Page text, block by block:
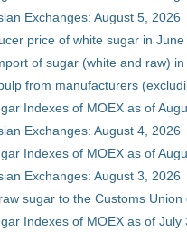
Exchanges: August 5, 2026
price of white sugar in
of sugar (white and raw)
from manufacturers
Indexes of MOEX as of
Exchanges: August 4, 2026
Indexes of MOEX as of
Exchanges: August 3, 2026
sugar to the Customs
Indexes of MOEX as of July